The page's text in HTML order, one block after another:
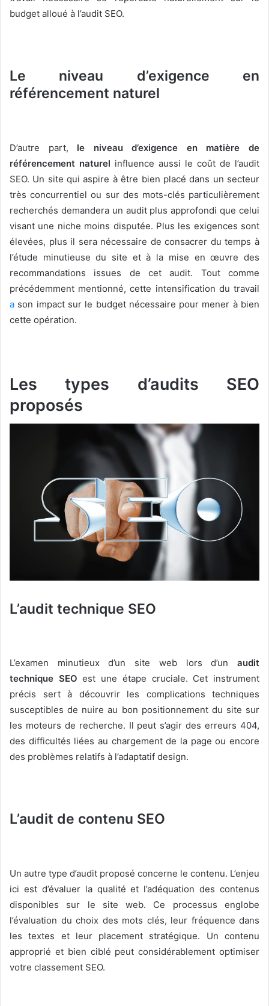
budget alloué à l’audit SEO.
Le niveau d’exigence en
référencement naturel
D’autre part, le niveau d’exigence en matière de
référencement naturel influence aussi le coût de l’audit
SEO. Un site qui aspire à être bien placé dans un secteur
très concurrentiel ou sur des mots-clés particulièrement
recherchés demandera un audit plus approfondi que celui
visant une niche moins disputée. Plus les exigences sont
élevées, plus il sera nécessaire de consacrer du temps à
l’étude minutieuse du site et à la mise en œuvre des
recommandations issues de cet audit. Tout comme
précédemment mentionné, cette intensification du travail
a son impact sur le budget nécessaire pour mener à bien
cette opération.
Les types d’audits SEO
proposés
L’audit technique SEO
L’examen minutieux d’un site web lors d’un audit
technique SEO est une étape cruciale. Cet instrument
précis sert à découvrir les complications techniques
susceptibles de nuire au bon positionnement du site sur
les moteurs de recherche. Il peut s’agir des erreurs 404,
des difficultés liées au chargement de la page ou encore
des problèmes relatifs à l’adaptatif design.
L’audit de contenu SEO
Un autre type d’audit proposé concerne le contenu. L’enjeu
ici est d’évaluer la qualité et l’adéquation des contenus
disponibles sur le site web. Ce processus englobe
l’évaluation du choix des mots clés, leur fréquence dans
les textes et leur placement stratégique. Un contenu
approprié et bien ciblé peut considérablement optimiser
votre classement SEO.